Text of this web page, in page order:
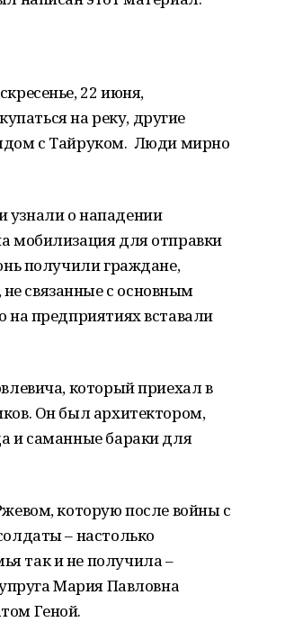
22 июня,
на реку, другие
с Тайруком. Люди мирно
узнали о нападении
мобилизация для отправки
получили граждане,
связанные с основным
на предприятиях вставали
который приехал в
Он был архитектором,
и саманные бараки для
которую после войны с
– настолько
так и не получила –
Мария Павловна
Геной.